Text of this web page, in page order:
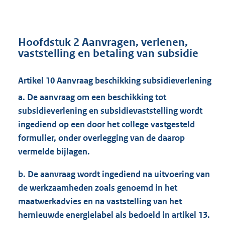
Hoofdstuk 2 Aanvragen, verlenen,
vaststelling en betaling van subsidie
Artikel 10 Aanvraag beschikking subsidieverlening
a. De aanvraag om een beschikking tot
subsidieverlening en subsidievaststelling wordt
ingediend op een door het college vastgesteld
formulier, onder overlegging van de daarop
vermelde bijlagen.
b. De aanvraag wordt ingediend na uitvoering van
de werkzaamheden zoals genoemd in het
maatwerkadvies en na vaststelling van het
hernieuwde energielabel als bedoeld in artikel 13.